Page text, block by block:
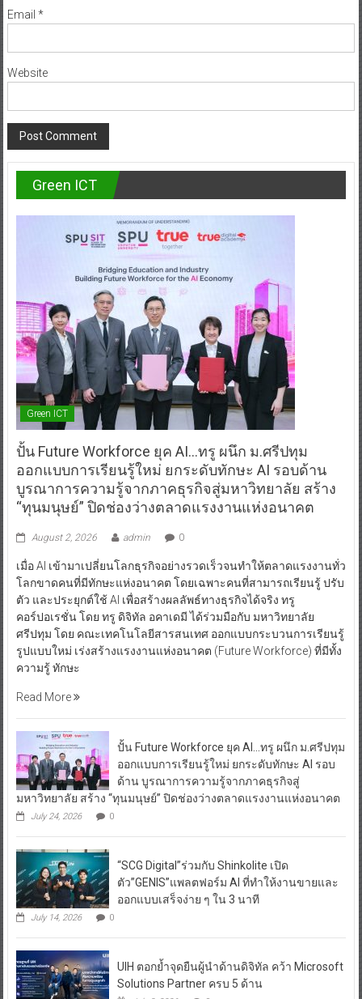
Email *
Website
Green ICT
Green ICT
ปั้น Future Workforce ยุค AI…ทรู ผนึก ม.ศรีปทุม
ออกแบบการเรียนรู้ใหม่ ยกระดับทักษะ AI รอบด้าน
บูรณาการความรู้จากภาคธุรกิจสู่มหาวิทยาลัย สร้าง
“ทุนมนุษย์” ปิดช่องว่างตลาดแรงงานแห่งอนาคต
August 2, 2026 admin 0
เมื่อ AI เข้ามาเปลี่ยนโลกธุรกิจอย่างรวดเร็วจนทำให้ตลาดแรงงานทั่ว
โลกขาดคนที่มีทักษะแห่งอนาคต โดยเฉพาะคนที่สามารถเรียนรู้ ปรับ
ตัว และประยุกต์ใช้ AI เพื่อสร้างผลลัพธ์ทางธุรกิจได้จริง ทรู
คอร์ปอเรชั่น โดย ทรู ดิจิทัล อคาเดมี ได้ร่วมมือกับ มหาวิทยาลัย
ศรีปทุม โดย คณะเทคโนโลยีสารสนเทศ ออกแบบกระบวนการเรียนรู้
รูปแบบใหม่ เร่งสร้างแรงงานแห่งอนาคต (Future Workforce) ที่มีทั้ง
ความรู้ ทักษะ
Read More
ปั้น Future Workforce ยุค AI…ทรู ผนึก ม.ศรีปทุม
ออกแบบการเรียนรู้ใหม่ ยกระดับทักษะ AI รอบ
ด้าน บูรณาการความรู้จากภาคธุรกิจสู่
มหาวิทยาลัย สร้าง “ทุนมนุษย์” ปิดช่องว่างตลาดแรงงานแห่งอนาคต
July 24, 2026 0
“SCG Digital”ร่วมกับ Shinkolite เปิด
ตัว”GENIS”แพลตฟอร์ม AI ที่ทำให้งานขายและ
ออกแบบเสร็จง่าย ๆ ใน 3 นาที
July 14, 2026 0
UIH ตอกย้ำจุดยืนผู้นำด้านดิจิทัล คว้า Microsoft
Solutions Partner ครบ 5 ด้าน